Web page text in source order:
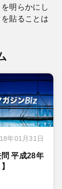
明らかにし
貼ることは
年01月31日
平成28年